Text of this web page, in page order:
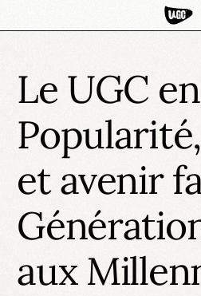
Le UGC
et avenir
aux
HOT